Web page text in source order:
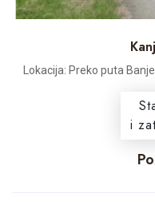
Lokacija: Preko puta
i